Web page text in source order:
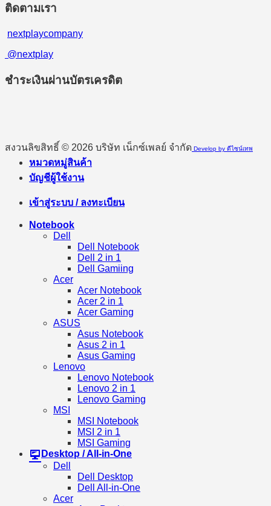
ติดตามเรา
nextplaycompany
@nextplay
ชำระเงินผ่านบัตรเครดิต
สงวนลิขสิทธิ์ © 2026 บริษัท เน็กซ์เพลย์ จำกัด Develop by ดีไซน์เทพ
หมวดหมู่สินค้า
บัญชีผู้ใช้งาน
เข้าสู่ระบบ / ลงทะเบียน
Notebook
Dell
Dell Notebook
Dell 2 in 1
Dell Gamiing
Acer
Acer Notebook
Acer 2 in 1
Acer Gaming
ASUS
Asus Notebook
Asus 2 in 1
Asus Gaming
Lenovo
Lenovo Notebook
Lenovo 2 in 1
Lenovo Gaming
MSI
MSI Notebook
MSI 2 in 1
MSI Gaming
Desktop / All-in-One
Dell
Dell Desktop
Dell All-in-One
Acer